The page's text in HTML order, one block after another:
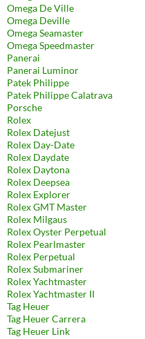
Omega De Ville
Omega Deville
Omega Seamaster
Omega Speedmaster
Panerai
Panerai Luminor
Patek Philippe
Patek Philippe Calatrava
Porsche
Rolex
Rolex Datejust
Rolex Day-Date
Rolex Daydate
Rolex Daytona
Rolex Deepsea
Rolex Explorer
Rolex GMT Master
Rolex Milgaus
Rolex Oyster Perpetual
Rolex Pearlmaster
Rolex Perpetual
Rolex Submariner
Rolex Yachtmaster
Rolex Yachtmaster II
Tag Heuer
Tag Heuer Carrera
Tag Heuer Link